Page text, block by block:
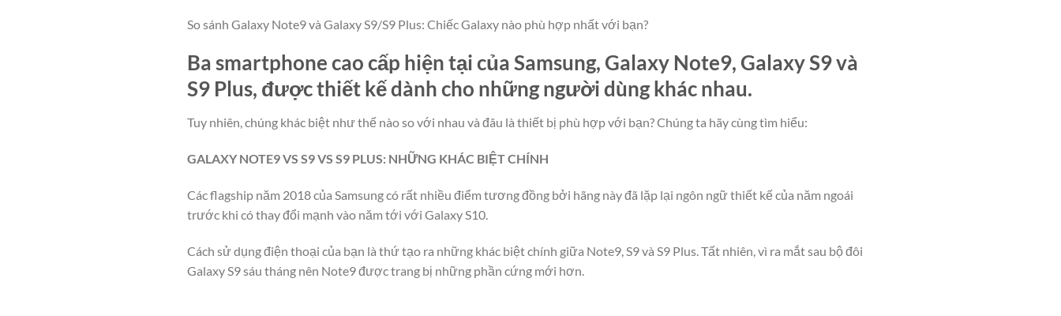
So sánh Galaxy Note9 và Galaxy S9/S9 Plus: Chiếc Galaxy nào phù hợp nhất với bạn?
Ba smartphone cao cấp hiện tại của Samsung, Galaxy Note9, Galaxy S9 và
S9 Plus, được thiết kế dành cho những người dùng khác nhau.
Tuy nhiên, chúng khác biệt như thế nào so với nhau và đâu là thiết bị phù hợp với bạn? Chúng ta hãy cùng tìm hiểu:
GALAXY NOTE9 VS S9 VS S9 PLUS: NHỮNG KHÁC BIỆT CHÍNH
Các flagship năm 2018 của Samsung có rất nhiều điểm tương đồng bởi hãng này đã lặp lại ngôn ngữ thiết kế của năm ngoái
trước khi có thay đổi mạnh vào năm tới với Galaxy S10.
Cách sử dụng điện thoại của bạn là thứ tạo ra những khác biệt chính giữa Note9, S9 và S9 Plus. Tất nhiên, vì ra mắt sau bộ đôi
Galaxy S9 sáu tháng nên Note9 được trang bị những phần cứng mới hơn.